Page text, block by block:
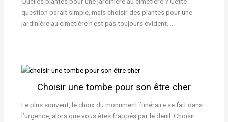
question parait simple, mais choisir des plantes pour une
jardinière au cimetière n’est pas toujours évident.…
Choisir une tombe pour son être cher
Le plus souvent, le choix du monument funéraire se fait dans
l’urgence, alors que vous êtes frappés par le deuil. Choisir